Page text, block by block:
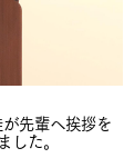
先輩へ挨拶を
た。